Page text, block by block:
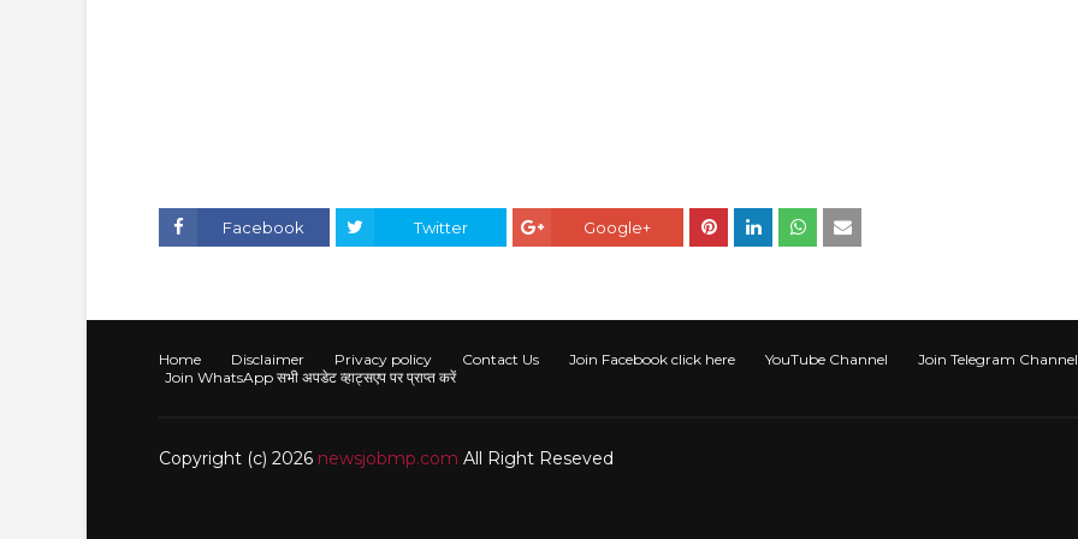
Facebook Twitter Google+
Home Disclaimer Privacy policy Contact Us Join Facebook click here YouTube Channel
Join Telegram Channel
Join WhatsApp सभी अपडेट व्हाट्सएप पर प्राप्त करें
Copyright (c) 2026 newsjobmp.com All Right Reseved